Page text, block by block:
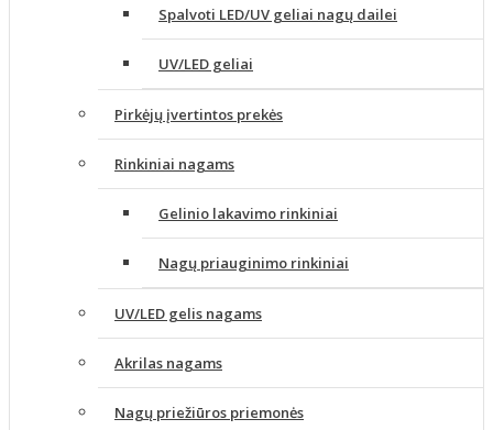
Spalvoti LED/UV geliai nagų dailei
UV/LED geliai
Pirkėjų įvertintos prekės
Rinkiniai nagams
Gelinio lakavimo rinkiniai
Nagų priauginimo rinkiniai
UV/LED gelis nagams
Akrilas nagams
Nagų priežiūros priemonės